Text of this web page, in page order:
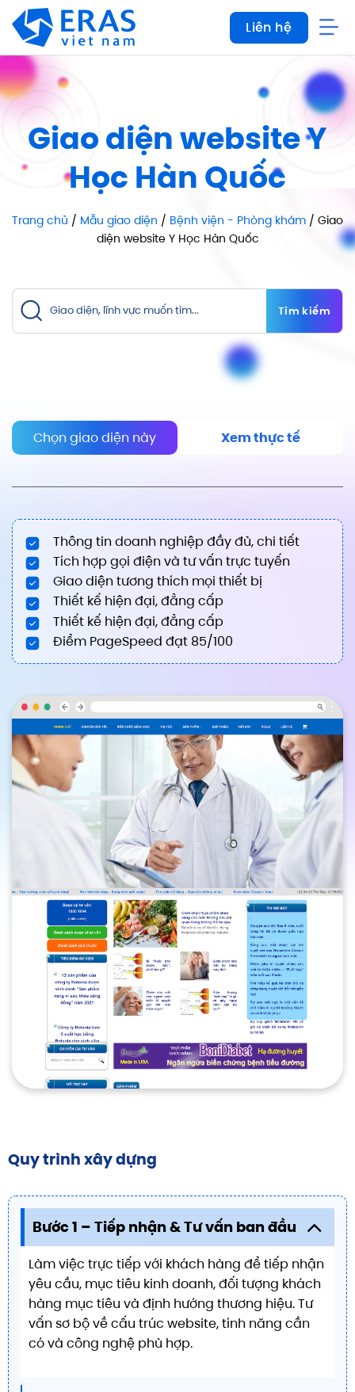
qua
dung
Liên hệ
Giao diện website Y
Học Hàn Quốc
Trang chủ / Mẫu giao diện / Bệnh viện - Phòng khám / Giao
diện website Y Học Hàn Quốc
Tìm kiếm
Chọn giao diện này Xem thực tế
Thông tin doanh nghiệp đầy đủ, chi tiết
Tích hợp gọi điện và tư vấn trực tuyến
Giao diện tương thích mọi thiết bị
Thiết kế hiện đại, đẳng cấp
Thiết kế hiện đại, đẳng cấp
Điểm PageSpeed đạt 85/100
Quy trình xây dựng
Bước 1 – Tiếp nhận & Tư vấn ban đầu
Làm việc trực tiếp với khách hàng để tiếp nhận
yêu cầu, mục tiêu kinh doanh, đối tượng khách
hàng mục tiêu và định hướng thương hiệu. Tư
vấn sơ bộ về cấu trúc website, tính năng cần
có và công nghệ phù hợp.